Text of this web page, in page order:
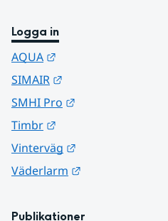
Logga in
AQUA
SIMAIR
SMHI Pro
Timbr
Vinterväg
Väderlarm
Publikationer